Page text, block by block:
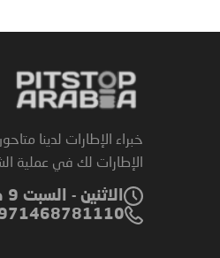
خبراء الإطارات لدينا
الإطارات لك في عملية
الاثنين - السبت 9 صباحًا إلى 8 مساءً | الأحد 9 صباحًا إلى 6 مساءً